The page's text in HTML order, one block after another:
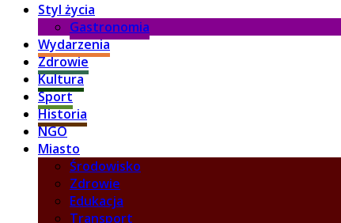
Styl życia
Gastronomia
Wydarzenia
Zdrowie
Kultura
Sport
Historia
NGO
Miasto
Środowisko
Zdrowie
Edukacja
Transport